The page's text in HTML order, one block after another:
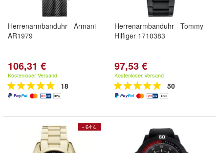
Herrenarmbanduhr - Armani
AR1979
106,31 €
Kostenloser Versand
18
Herrenarmbanduhr - Tommy
Hilfiger 1710383
97,53 €
Kostenloser Versand
50
- 64%